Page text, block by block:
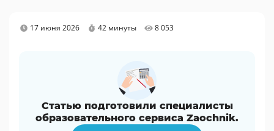
17 июня 2026 42 минуты 8 053
Статью подготовили специалисты
образовательного сервиса Zaochnik.